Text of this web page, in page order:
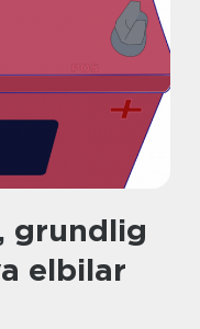
grundlig
elbilar